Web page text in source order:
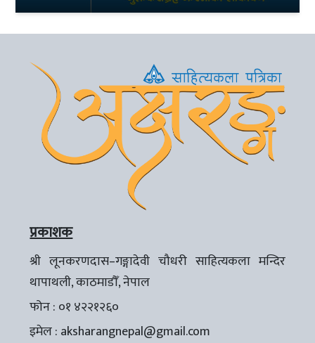
प्रकाशक
श्री लूनकरणदास–गङ्गादेवी चौधरी साहित्यकला मन्दिर
थापाथली, काठमाडौँ, नेपाल
फोन : ०१ ४२२१२६०
इमेल : aksharangnepal@gmail.com